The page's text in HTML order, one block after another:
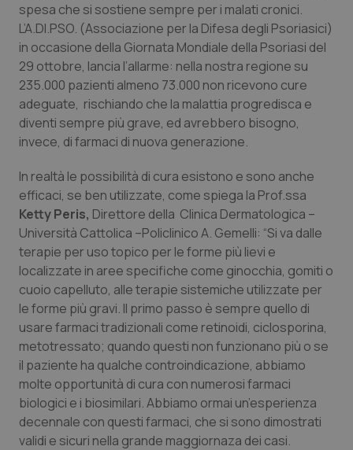
Lazio
Liguria
Lombardia
Marche
Molise
Piemonte
Provincia Autonoma di Bolzano
Provincia Autonoma di Trento
Puglia
Sardegna
Sicilia
Diabete & glucometri
Disturbi dell’umore
Dolore
Donna & Salute
Epatiti
HIV
Infezioni & Febbre
Ipertensione & Scompenso
Malattie rare
Malattia di Crohn & Rettocolite Ulcerosa
Neuroscienze & patologie neurodegenerative
spesa che si sostiene sempre per i malati cronici.
L’A.DI.PSO. (Associazione per la Difesa degli Psoriasici)
in occasione della Giornata Mondiale della Psoriasi del
29 ottobre, lancia l’allarme: nella nostra regione su
235.000 pazienti almeno 73.000 non ricevono cure
adeguate, rischiando che la malattia progredisca e
diventi sempre più grave, ed avrebbero bisogno,
invece, di farmaci di nuova generazione.
In realtà le possibilità di cura esistono e sono anche
efficaci, se ben utilizzate, come spiega la Prof.ssa
Ketty Peris, Direttore della Clinica Dermatologica –
Università Cattolica –Policlinico A. Gemelli: “Si va dalle
terapie per uso topico per le forme più lievi e
localizzate in aree specifiche come ginocchia, gomiti o
cuoio capelluto, alle terapie sistemiche utilizzate per
le forme più gravi. Il primo passo è sempre quello di
usare farmaci tradizionali come retinoidi, ciclosporina,
metotressato; quando questi non funzionano più o se
il paziente ha qualche controindicazione, abbiamo
molte opportunità di cura con numerosi farmaci
biologici e i biosimilari. Abbiamo ormai un’esperienza
decennale con questi farmaci, che si sono dimostrati
validi e sicuri nella grande maggiornaza dei casi.